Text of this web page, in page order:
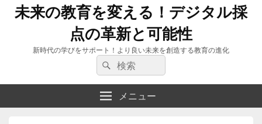
未来の教育を変える！デジタル採
点の革新と可能性
新時代の学びをサポート！より良い未来を創造する教育の進化
検
索:
検
索
メニュー